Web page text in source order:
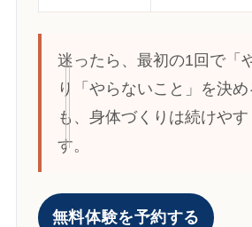
迷ったら、最初の1回で「
り「やらないこと」を決
も、身体づくりは続けやす
す。
無料体験を予約する